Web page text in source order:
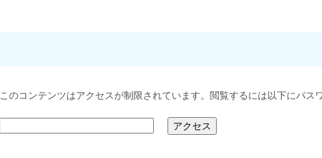
このコンテンツはアクセスが制限されています。閲覧するには以下にパス